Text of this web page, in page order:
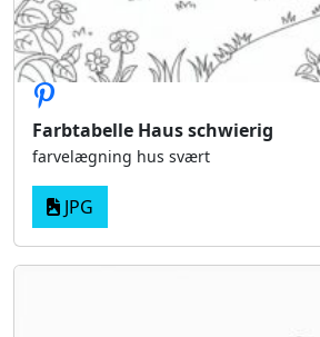
Farbtabelle Haus schwierig
farvelægning hus svært
JPG